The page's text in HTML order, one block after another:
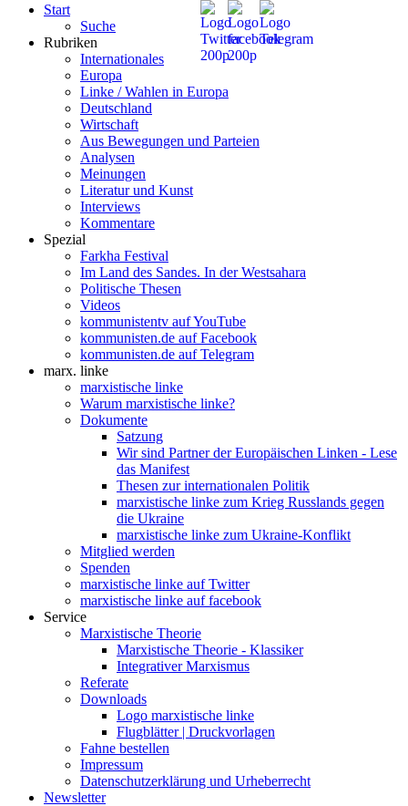
Start
Suche
Rubriken
Internationales
Europa
Linke / Wahlen in Europa
Deutschland
Wirtschaft
Aus Bewegungen und Parteien
Analysen
Meinungen
Literatur und Kunst
Interviews
Kommentare
Spezial
Farkha Festival
Im Land des Sandes. In der Westsahara
Politische Thesen
Videos
kommunistentv auf YouTube
kommunisten.de auf Facebook
kommunisten.de auf Telegram
marx. linke
marxistische linke
Warum marxistische linke?
Dokumente
Satzung
Wir sind Partner der Europäischen Linken - Lese
das Manifest
Thesen zur internationalen Politik
marxistische linke zum Krieg Russlands gegen
die Ukraine
marxistische linke zum Ukraine-Konflikt
Mitglied werden
Spenden
marxistische linke auf Twitter
marxistische linke auf facebook
Service
Marxistische Theorie
Marxistische Theorie - Klassiker
Integrativer Marxismus
Referate
Downloads
Logo marxistische linke
Flugblätter | Druckvorlagen
Fahne bestellen
Impressum
Datenschutzerklärung und Urheberrecht
Newsletter